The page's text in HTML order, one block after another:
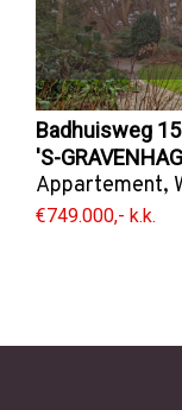
Badhuisweg
'S-
Appartement,
€749.000,- k.k.